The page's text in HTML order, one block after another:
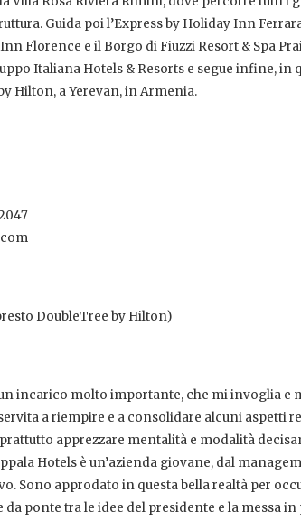
Guida poi l’Express by Holiday Inn
Florence e il Borgo di Fiuzzi Resort & Spa
Italiana Hotels & Resorts e segue infine, in
Hilton, a Yerevan, in Armenia.
DoubleTree by Hilton)
incarico molto importante, che mi invoglia e
a riempire e a consolidare alcuni aspetti
apprezzare mentalità e modalità
Hotels è un’azienda giovane, dal
Sono approdato in questa bella realtà per
ponte tra le idee del presidente e la messa